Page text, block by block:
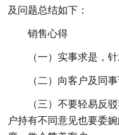
及问题总结如下：
销售心得
（一）实事求是，
（二）向客户及同
（三）不要轻易反
户持有不同意见也要委